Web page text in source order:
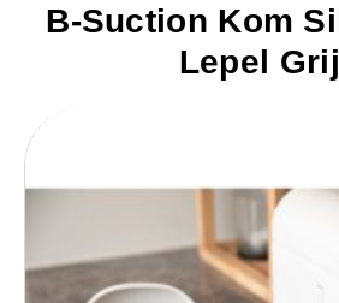
B-Suction Kom
Lepel